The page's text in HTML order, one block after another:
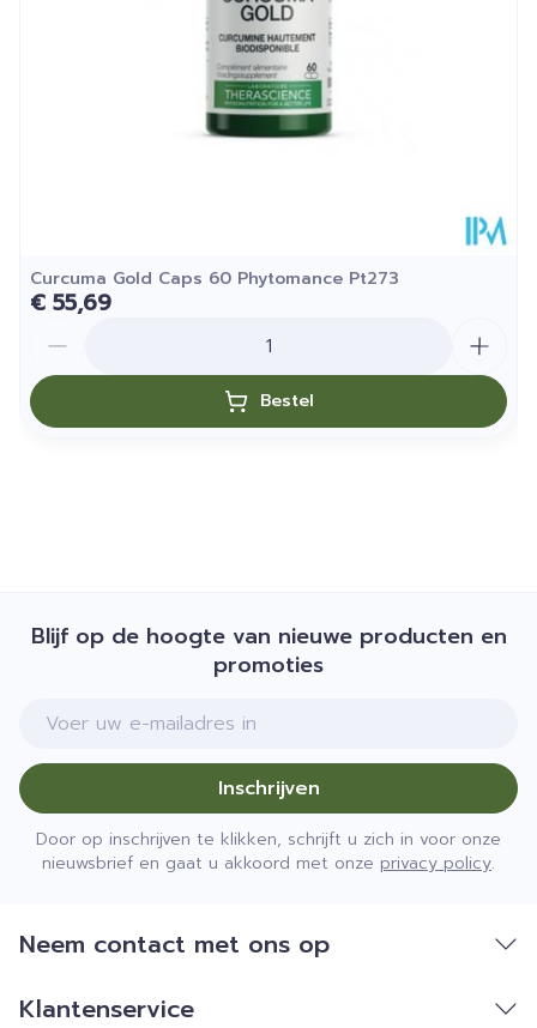
Curcuma Gold Caps 60 Phytomance Pt273
€ 55,69
Bestel
Blijf op de hoogte van nieuwe producten en
promoties
E-mail adres
Inschrijven
Door op inschrijven te klikken, schrijft u zich in voor onze
nieuwsbrief en gaat u akkoord met onze privacy policy.
Neem contact met ons op
Klantenservice